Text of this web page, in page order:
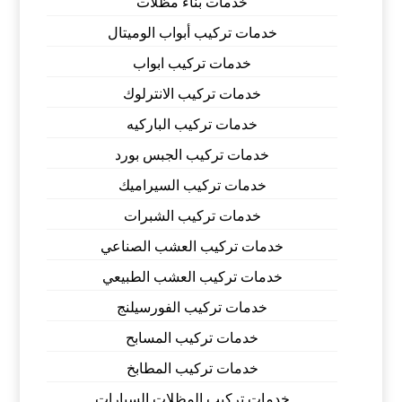
خدمات تركيب أبواب الوميتال
خدمات تركيب ابواب
خدمات تركيب الانترلوك
خدمات تركيب الباركيه
خدمات تركيب الجبس بورد
خدمات تركيب السيراميك
خدمات تركيب الشبرات
خدمات تركيب العشب الصناعي
خدمات تركيب العشب الطبيعي
خدمات تركيب الفورسيلنج
خدمات تركيب المسابح
خدمات تركيب المطابخ